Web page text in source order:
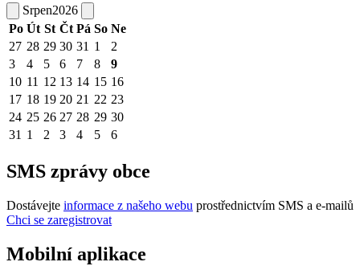
Srpen2026
Po Út St Čt Pá So Ne
27 28 29 30 31 1
2
3
4 5 6 7 8
9
10 11 12 13 14 15 16
17 18 19 20 21 22 23
24 25 26 27 28 29 30
31 1 2 3 4 5 6
SMS zprávy obce
Dostávejte informace z našeho webu prostřednictvím SMS a e-mailů
Chci se zaregistrovat
Mobilní aplikace